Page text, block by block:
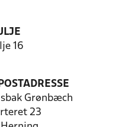
16
Grønbæch
23